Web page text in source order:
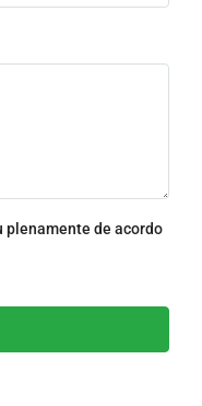
plenamente de acordo